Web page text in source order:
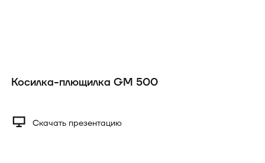
Косилка-плющилка GM 500
Скачать презентацию